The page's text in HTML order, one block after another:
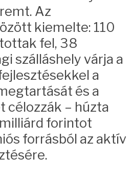
Az
kiemelte: 110
fel, 38
szálláshely várja a
a
és a
célozzák – húzta
forintot
forrásból az aktív